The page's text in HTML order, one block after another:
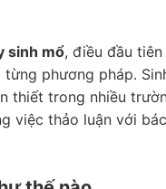
sinh mổ, điều đầu
phương pháp.
thiết trong nhiều
việc thảo luận với